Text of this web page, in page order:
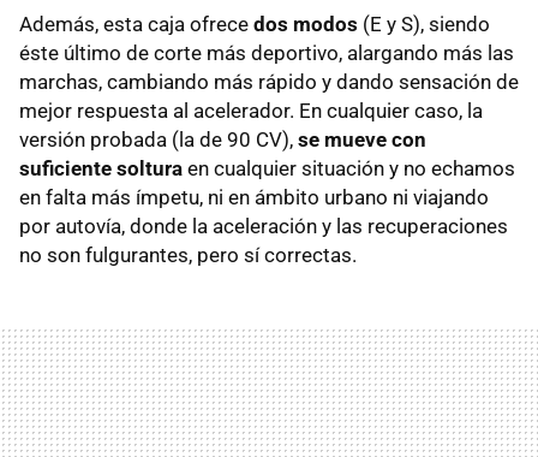
Además, esta caja ofrece dos modos (E y S), siendo
éste último de corte más deportivo, alargando más las
marchas, cambiando más rápido y dando sensación de
mejor respuesta al acelerador. En cualquier caso, la
versión probada (la de 90 CV), se mueve con
suficiente soltura en cualquier situación y no echamos
en falta más ímpetu, ni en ámbito urbano ni viajando
por autovía, donde la aceleración y las recuperaciones
no son fulgurantes, pero sí correctas.